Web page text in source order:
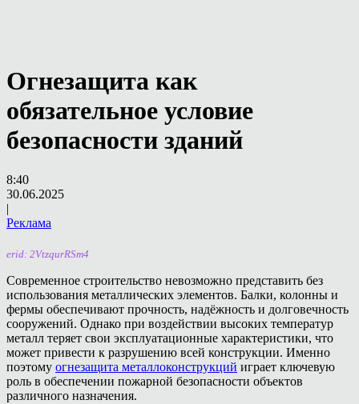
Огнезащита как
обязательное условие
безопасности зданий
8:40
30.06.2025
|
Реклама
erid: 2VtzqurRSm4
Современное строительство невозможно представить без
использования металлических элементов. Балки, колонны и
фермы обеспечивают прочность, надёжность и долговечность
сооружений. Однако при воздействии высоких температур
металл теряет свои эксплуатационные характеристики, что
может привести к разрушению всей конструкции. Именно
поэтому огнезащита металлоконструкций играет ключевую
роль в обеспечении пожарной безопасности объектов
различного назначения.